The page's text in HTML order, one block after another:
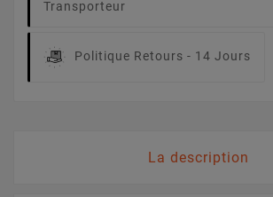
Transporteur
Politique Retours - 14 Jours
La description